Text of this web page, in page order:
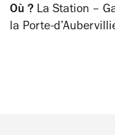
Où ? La Station –
la Porte-